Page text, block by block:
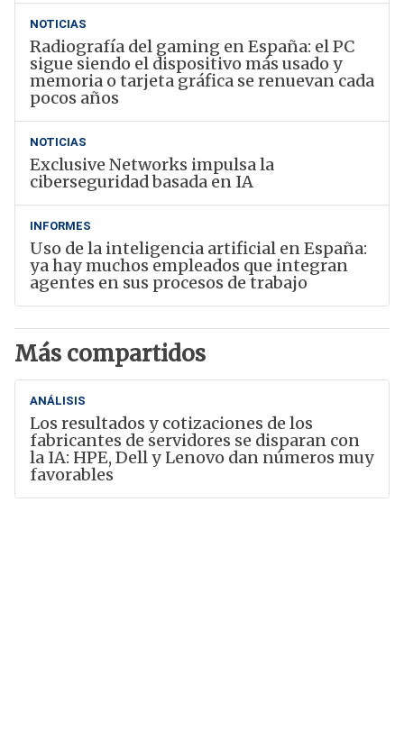
NOTICIAS
Radiografía del gaming en España: el PC
sigue siendo el dispositivo más usado y
memoria o tarjeta gráfica se renuevan cada
pocos años
NOTICIAS
Exclusive Networks impulsa la
ciberseguridad basada en IA
INFORMES
Uso de la inteligencia artificial en España:
ya hay muchos empleados que integran
agentes en sus procesos de trabajo
Más compartidos
ANÁLISIS
Los resultados y cotizaciones de los
fabricantes de servidores se disparan con
la IA: HPE, Dell y Lenovo dan números muy
favorables